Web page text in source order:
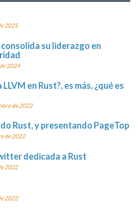
2025
su liderazgo en
2024
en Rust?, es más, ¿qué es
de 2022
Rust, y presentando PageTop
de 2022
dedicada a Rust
2022
2022